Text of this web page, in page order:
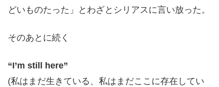
どいものたった」とわざとシリアスに言い放った。
そのあとに続く
“I’m still here”
(私はまだ生きている、私はまだここに存在してい